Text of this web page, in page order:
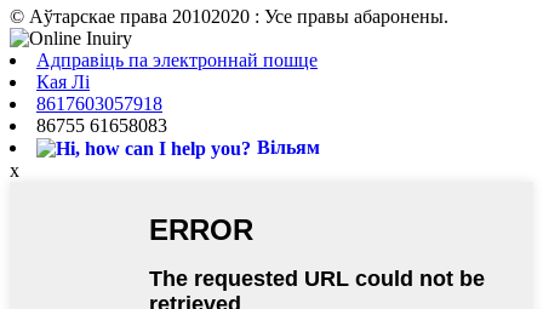
© Аўтарскае права 20102020 : Усе правы абаронены.
Адправіць па электроннай пошце
Кая Лі
8617603057918
86755 61658083
Вільям
x